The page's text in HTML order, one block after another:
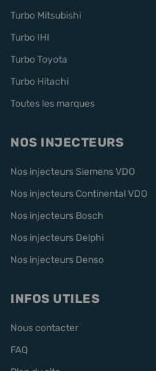
Turbo Mitsubishi
Turbo IHI
Turbo Toyota
Turbo Hitachi
Toutes les marques
NOS INJECTEURS
Nos injecteurs Siemens VDO
Nos injecteurs Continental VDO
Nos injecteurs Bosch
Nos injecteurs Delphi
Nos injecteurs Denso
INFOS UTILES
Nous contacter
FAQ